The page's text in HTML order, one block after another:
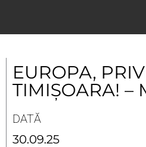
content
EUROPA,
TIMIȘOARA! –
DATĂ
30.09.25